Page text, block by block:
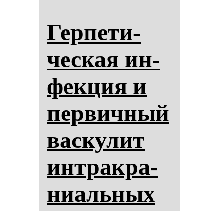
Гер­пе­ти­
чес­кая ин­
фек­ция и
пер­вич­ный
вас­ку­лит
ин­трак­ра­
ни­аль­ных